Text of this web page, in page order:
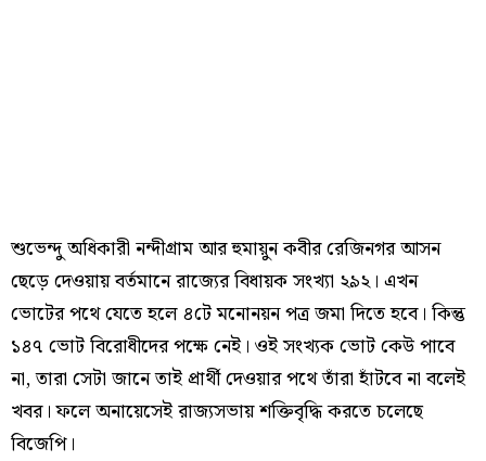
শুভেন্দু অধিকারী নন্দীগ্রাম আর হুমায়ুন কবীর রেজিনগর আসন
ছেড়ে দেওয়ায় বর্তমানে রাজ্যের বিধায়ক সংখ্যা ২৯২। এখন
ভোটের পথে যেতে হলে ৪টে মনোনয়ন পত্র জমা দিতে হবে। কিন্তু
১৪৭ ভোট বিরোধীদের পক্ষে নেই। ওই সংখ্যক ভোট কেউ পাবে
না, তারা সেটা জানে তাই প্রার্থী দেওয়ার পথে তাঁরা হাঁটবে না বলেই
খবর। ফলে অনায়েসেই রাজ্যসভায় শক্তিবৃদ্ধি করতে চলেছে
বিজেপি।